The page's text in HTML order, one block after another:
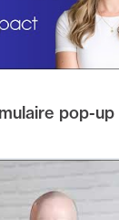
pop-up